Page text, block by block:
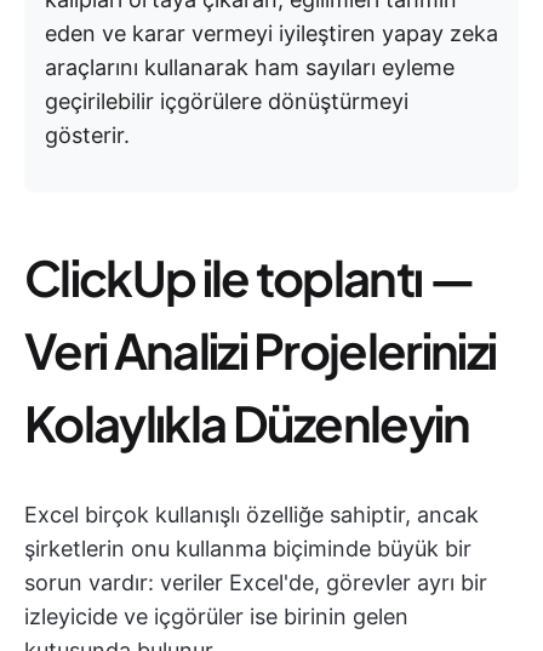
eden ve karar vermeyi iyileştiren yapay zeka
araçlarını kullanarak ham sayıları eyleme
geçirilebilir içgörülere dönüştürmeyi
gösterir.
ClickUp ile toplantı —
Veri Analizi Projelerinizi
Kolaylıkla Düzenleyin
Excel birçok kullanışlı özelliğe sahiptir, ancak
şirketlerin onu kullanma biçiminde büyük bir
sorun vardır: veriler Excel'de, görevler ayrı bir
izleyicide ve içgörüler ise birinin gelen